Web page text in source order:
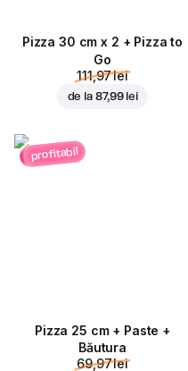
Pizza 30 cm x 2 + Pizza to
Go
111,97 lei
de la 87,99 lei
profitabil
Pizza 25 cm + Paste +
Băutura
69,97 lei